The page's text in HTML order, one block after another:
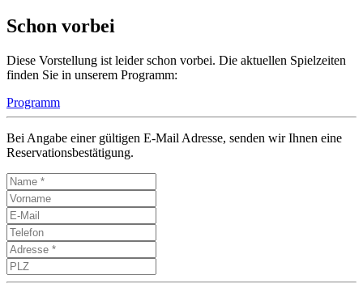
Schon vorbei
Diese Vorstellung ist leider schon vorbei. Die aktuellen Spielzeiten
finden Sie in unserem Programm:
Programm
Bei Angabe einer gültigen E-Mail Adresse, senden wir Ihnen eine
Reservationsbestätigung.